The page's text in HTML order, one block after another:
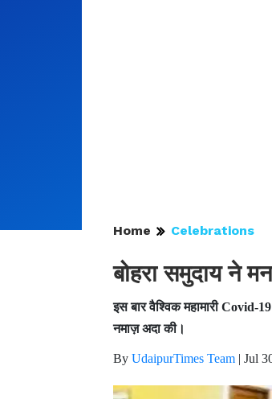
Home Celebrations
बोहरा समुदाय ने
इस बार वैश्विक महामारी Covid-
नमाज़ अदा की।
By UdaipurTimes Team | Jul